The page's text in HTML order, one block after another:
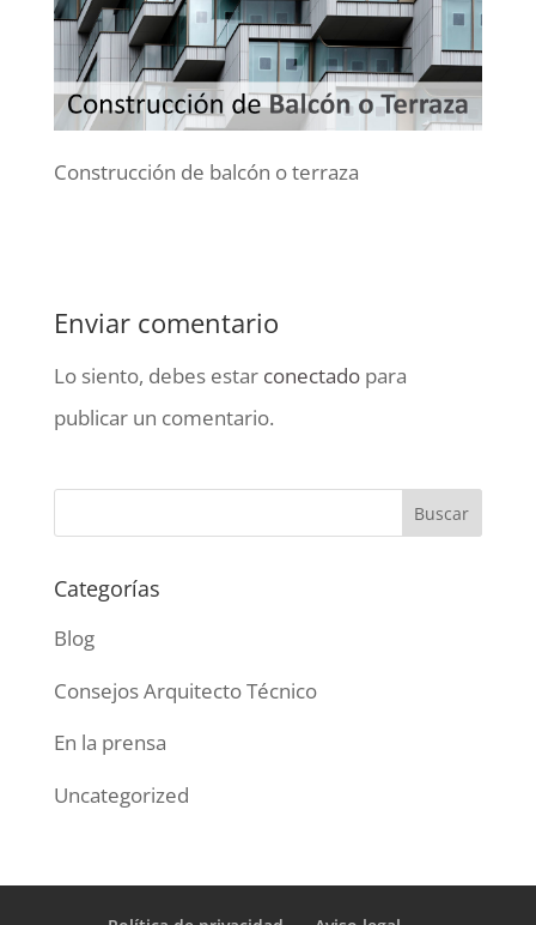
Construcción de balcón o terraza
Enviar comentario
Lo siento, debes estar conectadopara
publicar un comentario.
Categorías
Blog
Consejos Arquitecto Técnico
En la prensa
Uncategorized